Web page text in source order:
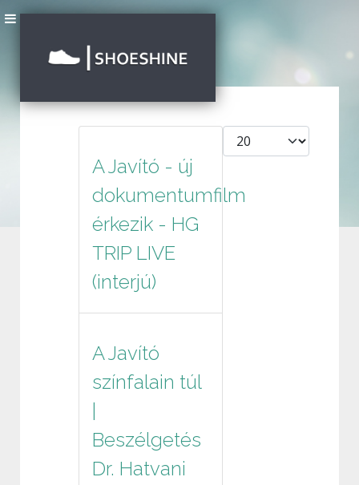
Tételek #
A Javító - új
dokumentumfilm
érkezik - HG
TRIP LIVE
(interjú)
A Javító
színfalain túl
Beszélgetés
Dr. Hatvani